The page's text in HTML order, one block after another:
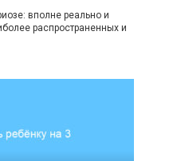
вполне реально и
распространенных и